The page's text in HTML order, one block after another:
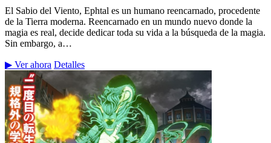
El Sabio del Viento, Ephtal es un humano reencarnado, procedente
de la Tierra moderna. Reencarnado en un mundo nuevo donde la
magia es real, decide dedicar toda su vida a la búsqueda de la magia.
Sin embargo, a…
▶ Ver ahora Detalles